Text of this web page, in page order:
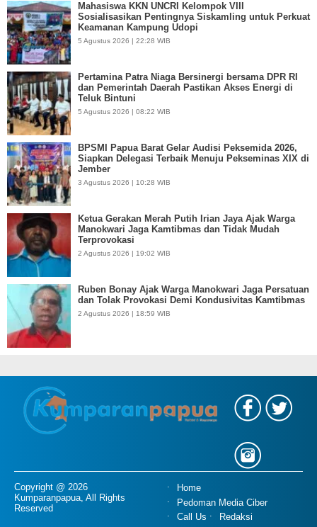
Mahasiswa KKN UNCRI Kelompok VIII
Sosialisasikan Pentingnya Siskamling untuk Perkuat
Keamanan Kampung Udopi
5 Agustus 2026 | 22:28 WIB
Pertamina Patra Niaga Bersinergi bersama DPR RI
dan Pemerintah Daerah Pastikan Akses Energi di
Teluk Bintuni
5 Agustus 2026 | 08:22 WIB
BPSMI Papua Barat Gelar Audisi Peksemida 2026,
Siapkan Delegasi Terbaik Menuju Pekseminas XIX di
Jember
3 Agustus 2026 | 10:28 WIB
Ketua Gerakan Merah Putih Irian Jaya Ajak Warga
Manokwari Jaga Kamtibmas dan Tidak Mudah
Terprovokasi
2 Agustus 2026 | 19:02 WIB
Ruben Bonay Ajak Warga Manokwari Jaga Persatuan
dan Tolak Provokasi Demi Kondusivitas Kamtibmas
2 Agustus 2026 | 18:59 WIB
Copyright @ 2026
Kumparanpapua, All Rights
Reserved
Home
Pedoman Media Ciber
Call Us
Redaksi